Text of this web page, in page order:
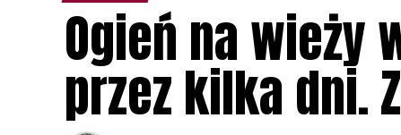
Ogień na wieży
przez kilka dni.